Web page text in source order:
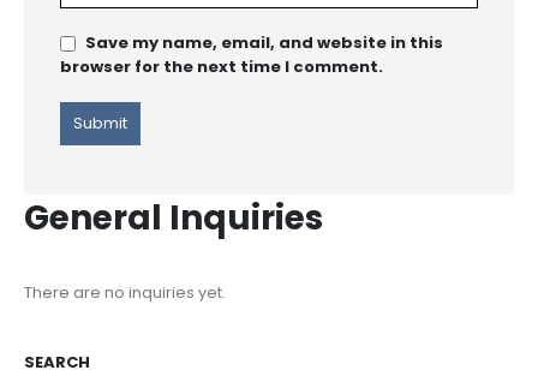
Save my name, email, and website in this
browser for the next time I comment.
General Inquiries
There are no inquiries yet.
SEARCH